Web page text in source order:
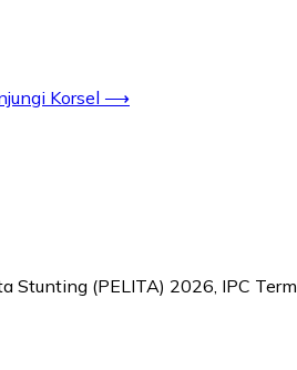
Korsel ⟶
Stunting (PELITA) 2026, IPC